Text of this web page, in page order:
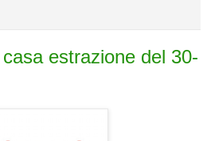
estrazione del 30-